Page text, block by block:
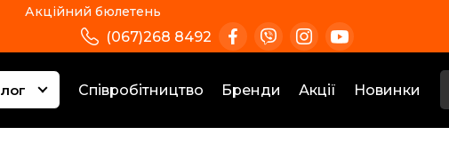
Акційний бюлетень
(067)268 8492
Співробітництво Бренди Акції Новинки